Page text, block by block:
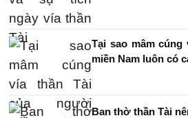
Tại sao mâm
miền Nam luôn có
Ban thờ thần Tài